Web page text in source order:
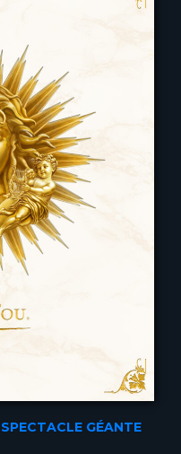
GÉANTE